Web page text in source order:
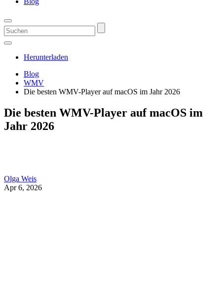
Herunterladen
Blog
WMV
Die besten WMV-Player auf macOS im Jahr 2026
Die besten WMV-Player auf macOS im
Jahr 2026
Olga Weis
Apr 6, 2026